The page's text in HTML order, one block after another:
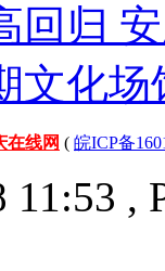
回归
文化场
在线网 ( 皖ICP备
11:53 ,